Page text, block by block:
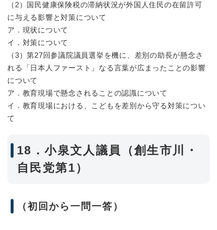
（2）国民健康保険税の滞納状況が外国人住民の在留許可
に与える影響と対策について
ア．現状について
イ．対策について
（3）第27回参議院議員選挙を機に、差別の助長が懸念さ
れる「日本人ファースト」なる言葉が広まったことの影響
について
ア．教育現場で懸念されることの認識について
イ．教育現場における、こどもを差別から守る対策につい
て
18．小泉文人議員（創生市川・
自民党第1）
（初回から一問一答）